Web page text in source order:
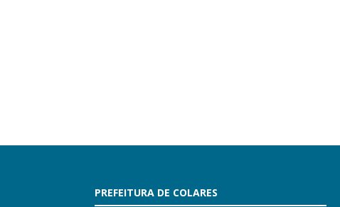
PREFEITURA DE COLARES